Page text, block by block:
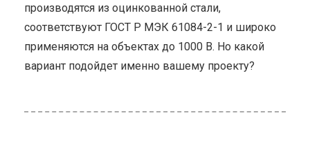
производятся из оцинкованной стали,
соответствуют ГОСТ Р МЭК 61084-2-1 и широко
применяются на объектах до 1000 В. Но какой
вариант подойдет именно вашему проекту?